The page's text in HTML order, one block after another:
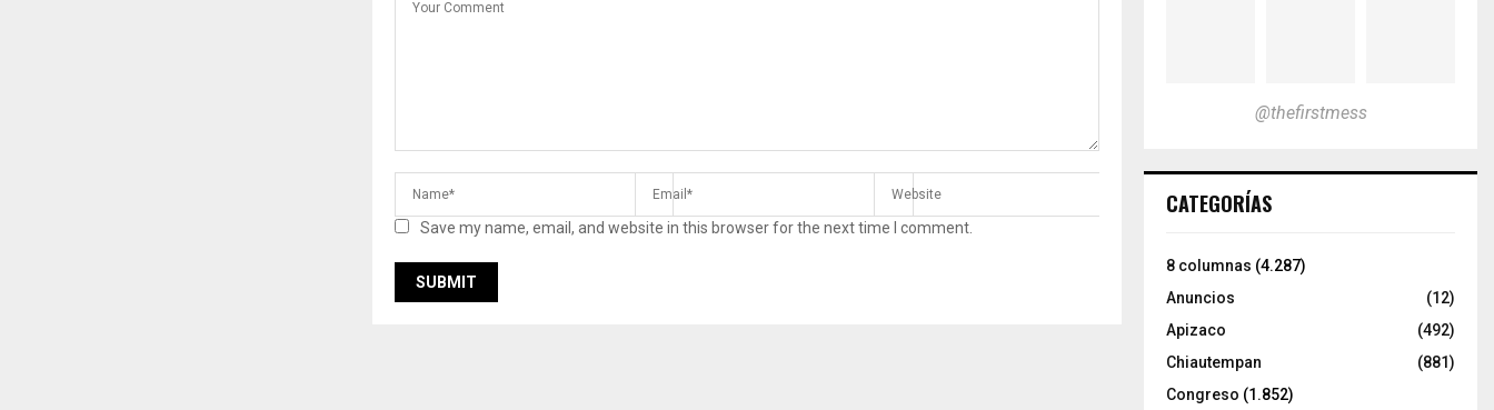
Save my name, email, and website in this browser for the next time I comment.
@thefirstmess
CATEGORÍAS
8 columnas (4.287)
Anuncios
(12)
Apizaco
(492)
Chiautempan
(881)
Congreso (1.852)